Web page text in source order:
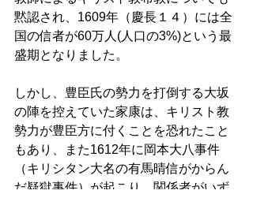
黙認され、1609年（慶長１４）には全
国の信者が60万人(人口の3%)という最
盛期となりました。
しかし、豊臣氏の勢力を打倒する大坂
の陣を控えていた家康は、キリスト教
勢力が豊臣方に付くことを恐れたこと
もあり、また1612年に岡本大八事件
（キリシタン大名の有馬晴信がからん
だ疑獄事件）が起こり、関係者がいず